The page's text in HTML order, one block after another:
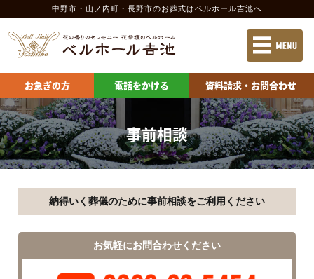
中野市・山ノ内町・長野市のお葬式はベルホール吉池へ
お急ぎの方 電話をかける 資料請求・お問合わせ
事前相談
納得いく葬儀のために事前相談をご利用ください
お気軽にお問合わせください
お急ぎの方 電話をかける 資料請求
当社の特長 施設案内 中野市
葬儀の流れ 施設案内 長野市
葬儀の費用 供物の申込
会社案内 お問合わせ
ベルホール吉池 中野会館